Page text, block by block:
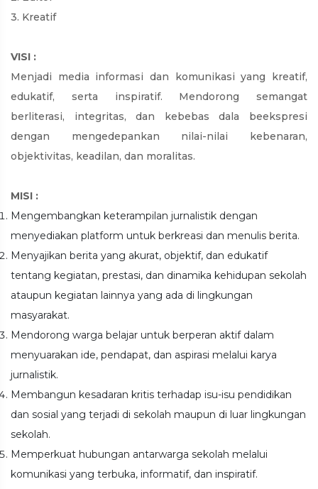
3. Kreatif
VISI :
Menjadi media informasi dan komunikasi yang kreatif,
edukatif, serta inspiratif. Mendorong semangat
berliterasi, integritas, dan kebebas dala beekspresi
dengan mengedepankan nilai-nilai kebenaran,
objektivitas, keadilan, dan moralitas.
MISI :
Mengembangkan keterampilan jurnalistik dengan
menyediakan platform untuk berkreasi dan menulis berita.
Menyajikan berita yang akurat, objektif, dan edukatif
tentang kegiatan, prestasi, dan dinamika kehidupan sekolah
ataupun kegiatan lainnya yang ada di lingkungan
masyarakat.
Mendorong warga belajar untuk berperan aktif dalam
menyuarakan ide, pendapat, dan aspirasi melalui karya
jurnalistik.
Membangun kesadaran kritis terhadap isu-isu pendidikan
dan sosial yang terjadi di sekolah maupun di luar lingkungan
sekolah.
Memperkuat hubungan antarwarga sekolah melalui
komunikasi yang terbuka, informatif, dan inspiratif.